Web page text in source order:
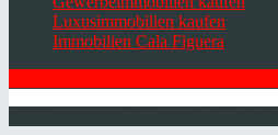
Luxusimmobilien kaufen
Immobilien Cala Figuera